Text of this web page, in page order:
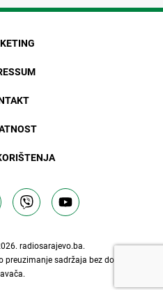
radiosarajevo.ba.
sadržaja bez dozvole